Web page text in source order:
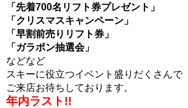
「先着700名リフト券プレゼント」
「クリスマスキャンペーン」
「早割前売りリフト券」
「ガラポン抽選会」
などなど
スキーに役立つイベント盛りだくさんで
ご来店お待ちしております。
年内ラスト!!